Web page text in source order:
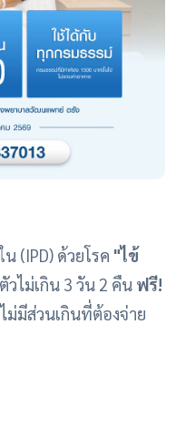
(IPD) ด้วยโรค "ไข้
วไม่เกิน 3 วัน 2 คืน ฟรี!
ม่มีส่วนเกินที่ต้องจ่าย